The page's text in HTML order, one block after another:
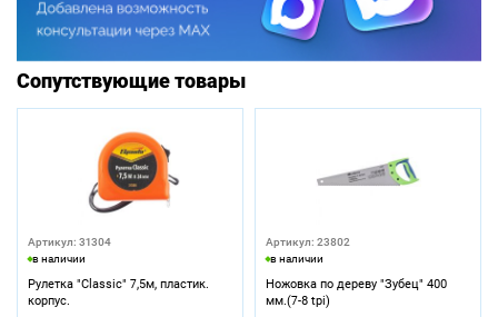
Сопутствующие товары
Артикул: 31304
в наличии
Рулетка "Classic" 7,5м, пластик.
корпус.
Артикул: 23802
в наличии
Ножовка по дереву "Зубец" 400
мм.(7-8 tpi)